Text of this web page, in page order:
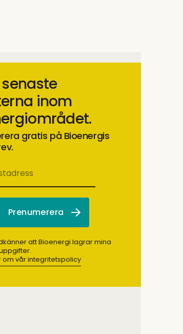
senaste
inom
gratis på Bioenergis
att Bioenergi lagrar mina
om vår integritetspolicy